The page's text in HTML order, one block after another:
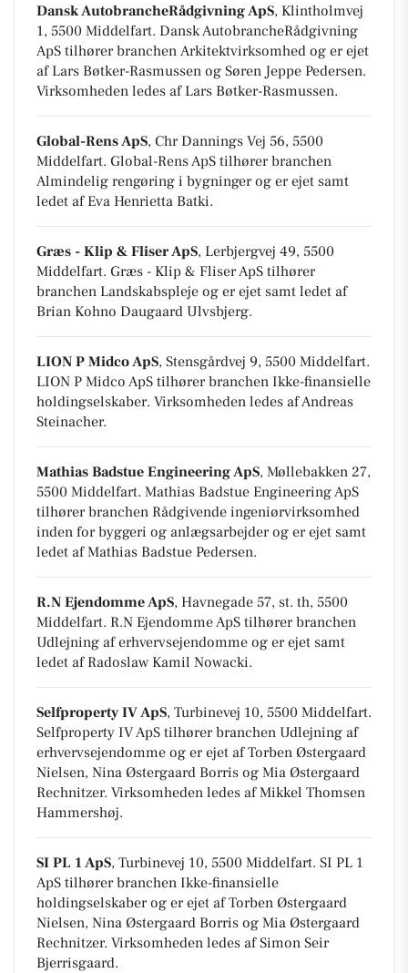
Dansk AutobrancheRådgivning ApS, Klintholmvej
1, 5500 Middelfart. Dansk AutobrancheRådgivning
ApS tilhører branchen Arkitektvirksomhed og er ejet
af Lars Bøtker-Rasmussen og Søren Jeppe Pedersen.
Virksomheden ledes af Lars Bøtker-Rasmussen.
Global-Rens ApS, Chr Dannings Vej 56, 5500
Middelfart. Global-Rens ApS tilhører branchen
Almindelig rengøring i bygningerog er ejet samt
ledet af Eva Henrietta Batki.
Græs - Klip & Fliser ApS, Lerbjergvej 49, 5500
Middelfart. Græs - Klip & Fliser ApS tilhører
branchen Landskabspleje og er ejet samt ledet af
Brian Kohno Daugaard Ulvsbjerg.
LION P Midco ApS, Stensgårdvej 9, 5500 Middelfart.
LION P Midco ApS tilhører branchen Ikke-finansielle
holdingselskaber. Virksomheden ledes af Andreas
Steinacher.
Mathias Badstue Engineering ApS, Møllebakken 27,
5500 Middelfart. Mathias Badstue Engineering ApS
tilhører branchen Rådgivende ingeniørvirksomhed
inden for byggeri og anlægsarbejderog er ejet samt
ledet af Mathias Badstue Pedersen.
R.N Ejendomme ApS, Havnegade 57, st. th, 5500
Middelfart. R.N Ejendomme ApS tilhører branchen
Udlejning af erhvervsejendomme og er ejet samt
ledet af Radoslaw Kamil Nowacki.
Selfproperty IV ApS, Turbinevej 10, 5500 Middelfart.
Selfproperty IV ApS tilhører branchen Udlejning af
erhvervsejendomme og er ejet af Torben Østergaard
Nielsen, Nina Østergaard Borris og Mia Østergaard
Rechnitzer. Virksomheden ledes af Mikkel Thomsen
Hammershøj.
SI PL 1 ApS, Turbinevej 10, 5500 Middelfart. SI PL 1
ApS tilhører branchen Ikke-finansielle
holdingselskaberog er ejet af Torben Østergaard
Nielsen, Nina Østergaard Borris og Mia Østergaard
Rechnitzer. Virksomheden ledes af Simon Seir
Bjerrisgaard.